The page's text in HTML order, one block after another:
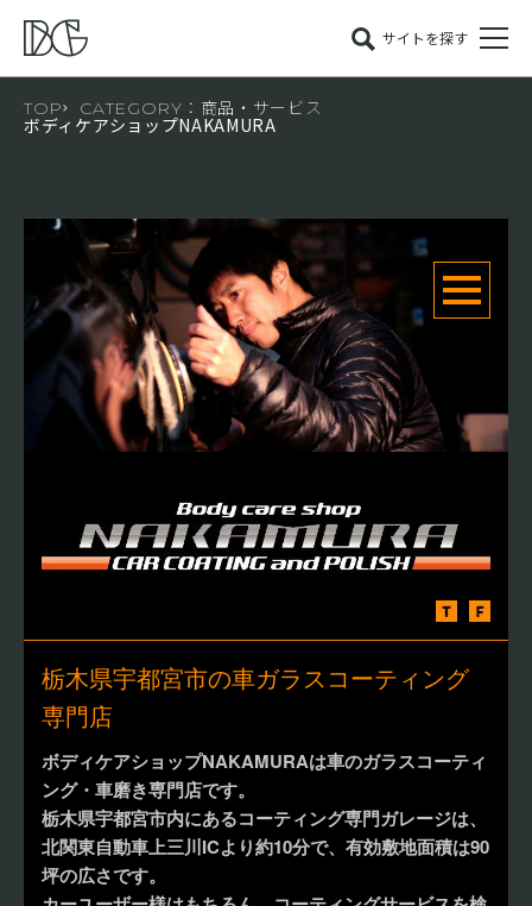
サイトを探す
TOP CATEGORY：商品・サービス
ボディケアショップNAKAMURA